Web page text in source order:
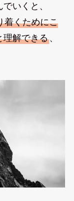
いくと、
着くためにこ
理解できる、